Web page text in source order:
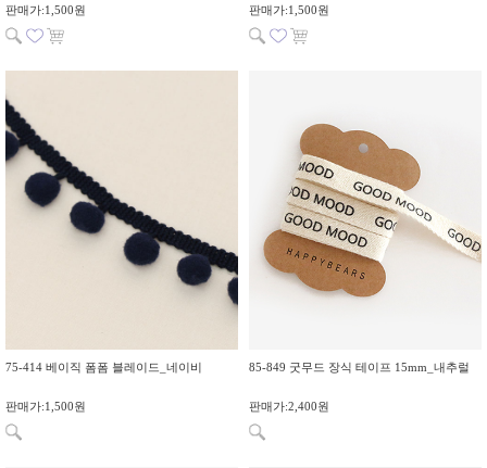
판매가:1,500원 판매가:1,500원
75-414 베이직 폼폼 블레이드_네이비
판매가:1,500원
85-849 굿무드 장식 테이프 15mm_내추럴
판매가:2,400원